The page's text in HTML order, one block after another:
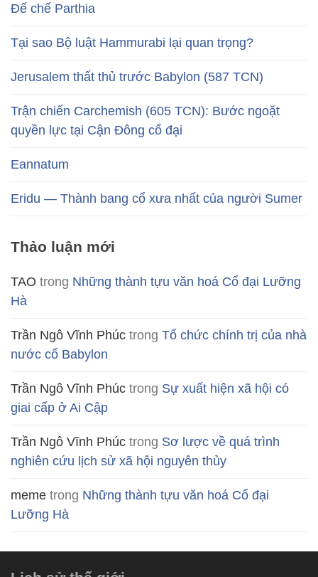
Đế chế Parthia
Tại sao Bộ luật Hammurabi lại quan trọng?
Jerusalem thất thủ trước Babylon (587 TCN)
Trận chiến Carchemish (605 TCN): Bước ngoặt
quyền lực tại Cận Đông cổ đại
Eannatum
Eridu — Thành bang cổ xưa nhất của người Sumer
Thảo luận mới
TAO trong Những thành tựu văn hoá Cổ đại Lưỡng
Hà
Trần Ngô Vĩnh Phúc trong Tổ chức chính trị của nhà
nước cổ Babylon
Trần Ngô Vĩnh Phúc trong Sự xuất hiện xã hội có
giai cấp ở Ai Cập
Trần Ngô Vĩnh Phúc trong Sơ lược về quá trình
nghiên cứu lịch sử xã hội nguyên thủy
meme trong Những thành tựu văn hoá Cổ đại
Lưỡng Hà